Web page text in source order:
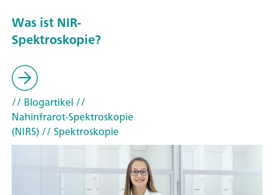
Was ist NIR-
Spektroskopie?
// Blogartikel //
Nahinfrarot-Spektroskopie
(NIRS)// Spektroskopie